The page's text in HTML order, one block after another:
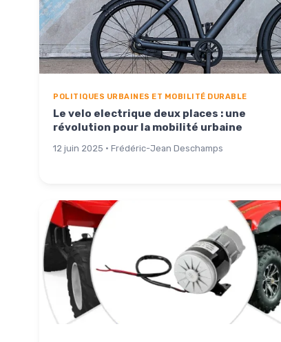
POLITIQUES URBAINES ET MOBILITÉ DURABLE
Le velo electrique deux places : une
révolution pour la mobilité urbaine
12 juin 2025 · Frédéric-Jean Deschamps